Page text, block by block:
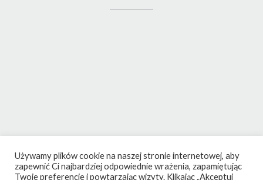
Używamy plików cookie na naszej stronie internetowej, aby
zapewnić Ci najbardziej odpowiednie wrażenia, zapamiętując
Twoje preferencje i powtarzając wizyty. Klikając „Akceptuj